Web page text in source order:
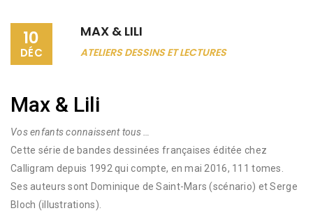
10
DÉC
MAX & LILI
ATELIERS DESSINS ET LECTURES
Max & Lili
Vos enfants connaissent tous …
Cette série de bandes dessinées françaises éditée chez
Calligram depuis 1992 qui compte, en mai 2016, 111 tomes.
Ses auteurs sont Dominique de Saint-Mars (scénario) et Serge
Bloch (illustrations).